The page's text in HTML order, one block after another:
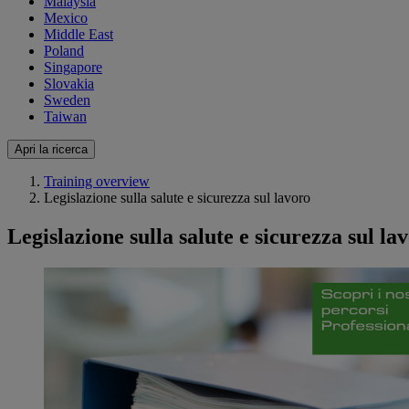
Mexico
Middle East
Poland
Singapore
Slovakia
Sweden
Taiwan
Apri la ricerca
Training overview
Legislazione sulla salute e sicurezza sul lavoro
Legislazione sulla salute e sicurezza sul